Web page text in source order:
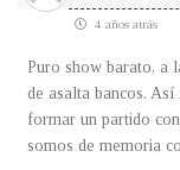
4 años atrás
Puro show barato, a
de asalta bancos.
formar un partido
somos de memoria